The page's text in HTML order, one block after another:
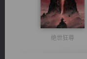
绝世狂尊